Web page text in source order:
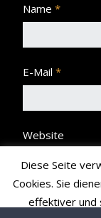
Name *
E-Mail *
Website
Diese Seite
Cookies. Sie
effektiver und